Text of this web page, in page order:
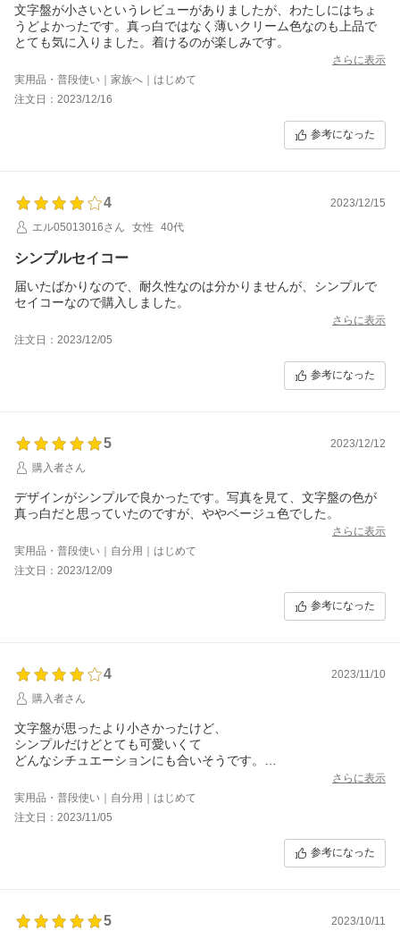
文字盤が小さいというレビューがありましたが、わたしにはちょ
うどよかったです。真っ白ではなく薄いクリーム色なのも上品で
とても気に入りました。着けるのが楽しみです。
さらに表示
実用品・普段使い｜家族へ｜はじめて
注文日：2023/12/16
参考になった
4
2023/12/15
エル05013016さん
女性 40代
シンプルセイコー
届いたばかりなので、耐久性なのは分かりませんが、シンプルで
セイコーなので購入しました。
さらに表示
注文日：2023/12/05
参考になった
5
2023/12/12
購入者さん
デザインがシンプルで良かったです。写真を見て、文字盤の色が
真っ白だと思っていたのですが、ややベージュ色でした。
さらに表示
実用品・普段使い｜自分用｜はじめて
注文日：2023/12/09
参考になった
4
2023/11/10
購入者さん
文字盤が思ったより小さかったけど、
シンプルだけどとても可愛いくて
どんなシチュエーションにも合いそうです。
これから愛用していきたいと思います。
さらに表示
実用品・普段使い｜自分用｜はじめて
注文日：2023/11/05
参考になった
5
2023/10/11